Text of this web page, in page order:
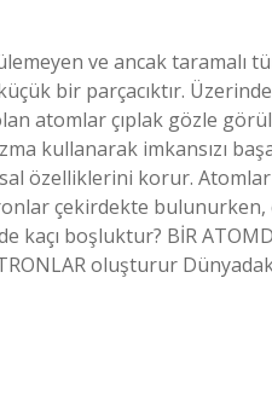
ve ancak taramalı
bir parçacıktır.
atomlar çıplak gözle
kullanarak imkansızı
özelliklerini korur.
çekirdekte bulunurken,
boşluktur? BİR
oluşturur